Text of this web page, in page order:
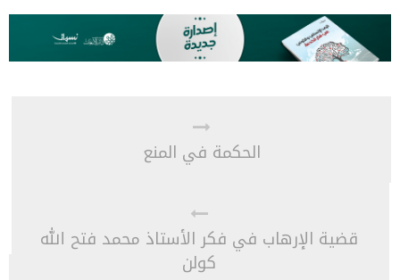
الحكمة في المنع
قضية الإرهاب في فكر الأستاذ محمد فتح الله
كولن